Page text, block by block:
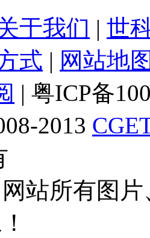
于我们 | 世
式 | 网站地
| 粤ICP备
2013
站所有图